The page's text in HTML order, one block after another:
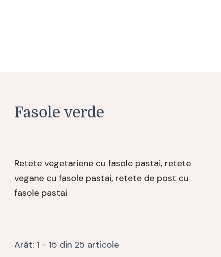
Fasole verde
Retete vegetariene cu fasole pastai, retete
vegane cu fasole pastai, retete de post cu
fasole pastai
Arăt: 1 - 15 din 25 articole